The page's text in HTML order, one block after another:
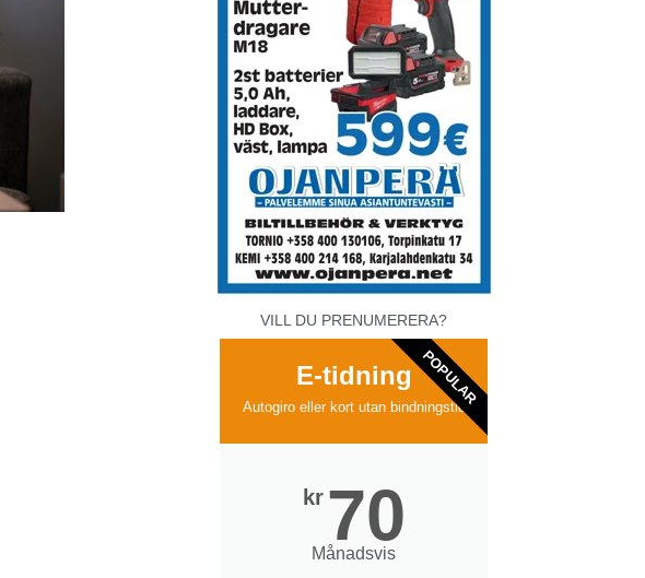
VILL DU PRENUMERERA?
E-tidning
Autogiro eller kort utan bindningstid
kr 70
Månadsvis
POPULAR